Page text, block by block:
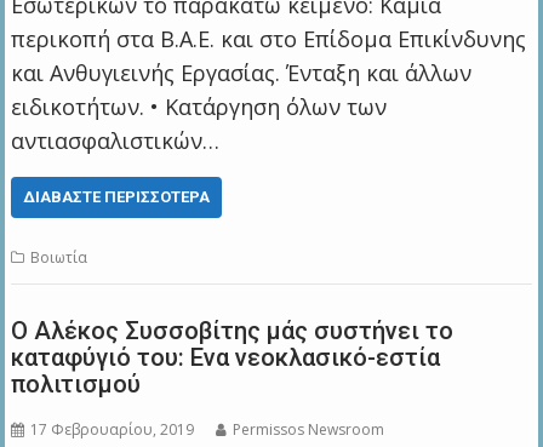
περικοπή στα Β.Α.Ε. και στο Επίδομα Επικίνδυνης
και Ανθυγιεινής Εργασίας. Ένταξη και άλλων
ειδικοτήτων. • Κατάργηση όλων των
αντιασφαλιστικών…
ΔΙΑΒΆΣΤΕ ΠΕΡΙΣΣΌΤΕΡΑ
Βοιωτία
Ο Αλέκος Συσσοβίτης μάς συστήνει το
καταφύγιό του: Ενα νεοκλασικό-εστία
πολιτισμού
17 Φεβρουαρίου, 2019 Permissos Newsroom